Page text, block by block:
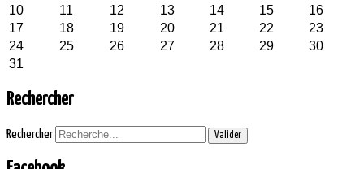
10
11 12 13 14 15
16
17
18 19 20 21 22
23
24
25 26 27 28 29
30
31
Rechercher
Rechercher Valider